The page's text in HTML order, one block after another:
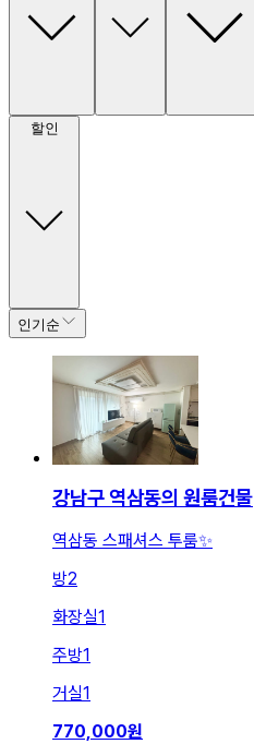
할인
인기순
강남구 역삼동의 원룸건물
역삼동 스패셔스 투룸✨
방2
화장실1
주방1
거실1
770,000원